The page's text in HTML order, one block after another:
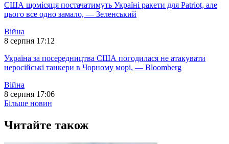
США щомісяця постачатимуть Україні ракети для Patriot, але
цього все одно замало, — Зеленський
Війна
8 серпня 17:12
Україна за посередництва США погодилася не атакувати
неросійські танкери в Чорному морі, — Bloomberg
Війна
8 серпня 17:06
Більше новин
Читайте також